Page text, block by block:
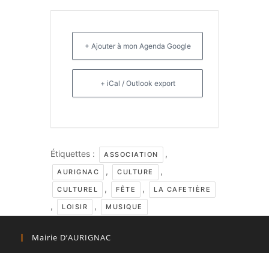
+ Ajouter à mon Agenda Google
+ iCal / Outlook export
Étiquettes : ASSOCIATION ,
AURIGNAC , CULTURE ,
CULTUREL , FÊTE , LA CAFETIÈRE
, LOISIR , MUSIQUE
Mairie D’AURIGNAC